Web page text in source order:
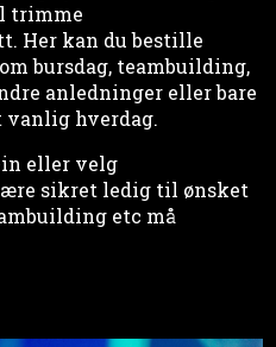
trimme
Her kan du bestille
bursdag, teambuilding,
anledninger eller bare
vanlig hverdag.
eller velg
sikret ledig til ønsket
etc må